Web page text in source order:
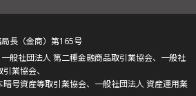
長（金商）第165号
般社団法人 第二種金融商品取引業協会、一般社
業協会、
暗号資産等取引業協会、一般社団法人 資産運用業